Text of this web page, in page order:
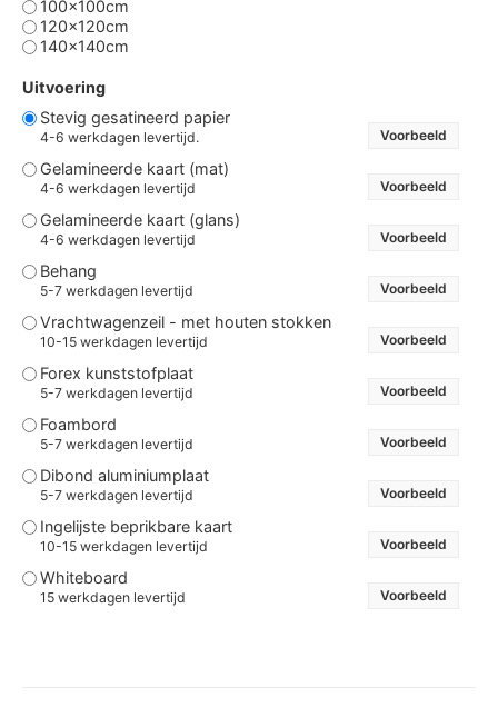
100x100cm
120x120cm
140x140cm
Uitvoering
Stevig gesatineerd papier
4-6 werkdagen levertijd. Voorbeeld
Gelamineerde kaart (mat)
4-6 werkdagen levertijd Voorbeeld
Gelamineerde kaart (glans)
4-6 werkdagen levertijd Voorbeeld
Behang
5-7 werkdagen levertijd Voorbeeld
Vrachtwagenzeil - met houten stokken
10-15 werkdagen levertijd Voorbeeld
Forex kunststofplaat
5-7 werkdagen levertijd Voorbeeld
Foambord
5-7 werkdagen levertijd Voorbeeld
Dibond aluminiumplaat
5-7 werkdagen levertijd Voorbeeld
Ingelijste beprikbare kaart
10-15 werkdagen levertijd Voorbeeld
Whiteboard
15 werkdagen levertijd Voorbeeld